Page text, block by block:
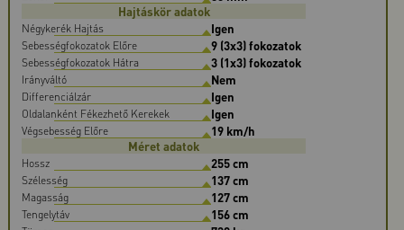
Hajtáskör adatok
Négykerék Hajtás Igen
Sebességfokozatok Előre 9 (3x3) fokozatok
Sebességfokozatok Hátra 3 (1x3) fokozatok
Irányváltó Nem
Differenciálzár Igen
Oldalanként Fékezhető Kerekek Igen
Végsebesség Előre
19 km/h
Méret adatok
Hossz 255 cm
Szélesség 137 cm
Magasság 127 cm
Tengelytáv 156 cm